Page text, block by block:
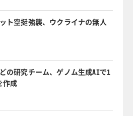
ト空挺強襲、ウクライナの無人
の研究チーム、ゲノム生成AIで1
作成